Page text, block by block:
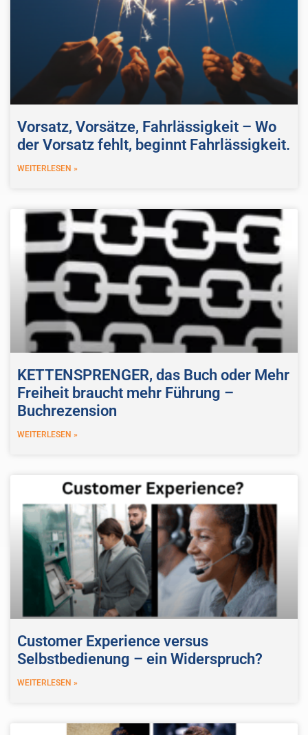
Vorsatz, Vorsätze, Fahrlässigkeit – Wo
der Vorsatz fehlt, beginnt Fahrlässigkeit.
WEITERLESEN »
KETTENSPRENGER, das Buch oder Mehr
Freiheit braucht mehr Führung –
Buchrezension
WEITERLESEN »
Customer Experience versus
Selbstbedienung – ein Widerspruch?
WEITERLESEN »